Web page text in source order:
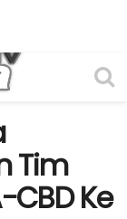
Tim
Ke